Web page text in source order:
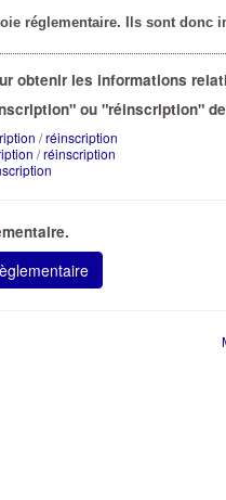
réglementaire. Ils sont donc
obtenir les informations
ou "réinscription"
/réinscription
/réinscription